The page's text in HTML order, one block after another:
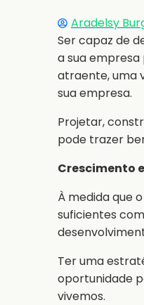
Aradelsy
Ser capaz de
a sua
atraente, uma
sua empresa.
Projetar,
pode trazer
Crescimento
À medida que
suficientes
Ter uma
oportunidade
vivemos.